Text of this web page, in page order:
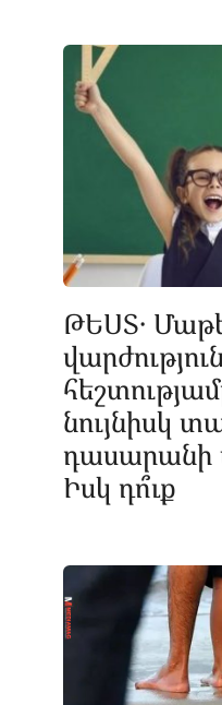
ԹԵՍՏ․
նույնիսկ
դասարանի
Իսկ դո՞ւք